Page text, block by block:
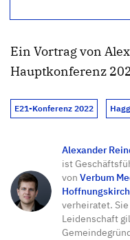
Ein Vortrag von
Hauptkonferenz
E21-Konferenz 2022
Alexander
ist
von Verbum
verheiratet.
Leidenschaft